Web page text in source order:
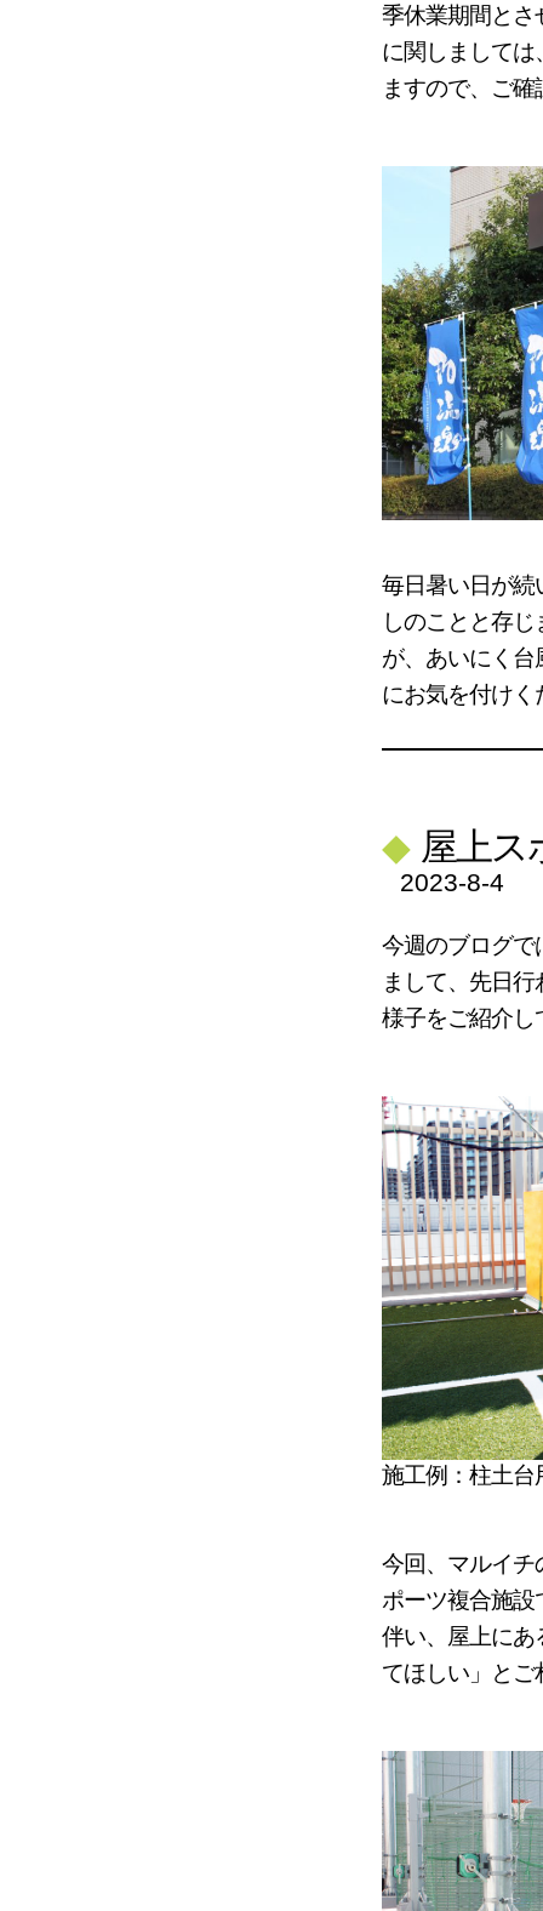
季休業期間とさ
に関しまして
ますので、ご
毎日暑い日が続
しのことと存
が、あいにく
にお気を付けく
◆ 屋上
2023-8-4
今週のブログで
まして、先日
様子をご紹介し
施工例：柱土台
今回、マルイチ
ポーツ複合施
伴い、屋上にあ
てほしい」と